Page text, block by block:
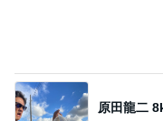
まだあっ